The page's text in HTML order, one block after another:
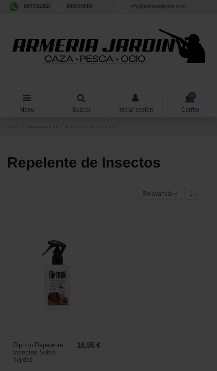
687736356 988222084 info@armeriajardin.com
Menu Buscar Iniciar sesión
0
Carrito
Repelente de Insectos
Repelente de Insectos
Relevancia 1
Diptron Repelente
Insectos Sobre
Tejidos
16,95 €